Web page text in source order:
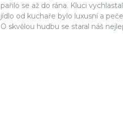
pařilo se až do rána. Kluci
jídlo od kuchaře bylo luxusní a
O skvělou hudbu se staral náš